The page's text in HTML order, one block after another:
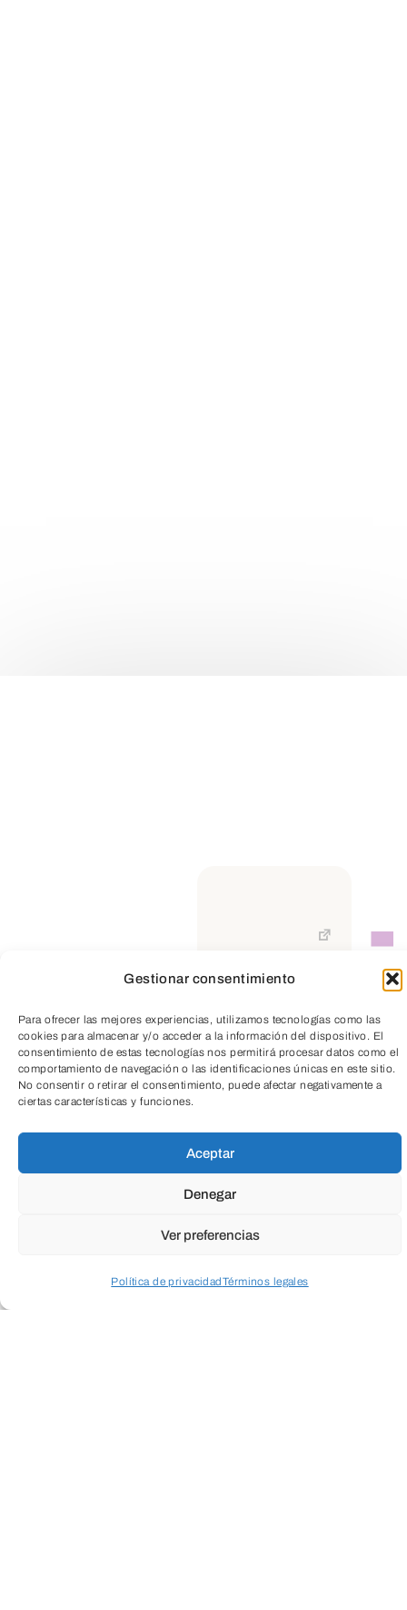
Gestionar consentimiento
Para ofrecer las mejores experiencias, utilizamos tecnologías como las
cookies para almacenar y/o acceder a la información del dispositivo. El
consentimiento de estas tecnologías nos permitirá procesar datos como el
comportamiento de navegación o las identificaciones únicas en este sitio.
No consentir o retirar el consentimiento, puede afectar negativamente a
ciertas características y funciones.
Aceptar
Denegar
Ver preferencias
Política de privacidadTérminos legales